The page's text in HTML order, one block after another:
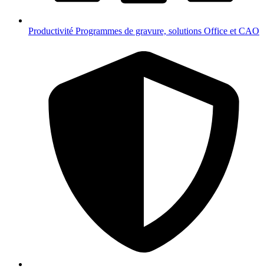
Productivité Programmes de gravure, solutions Office et CAO